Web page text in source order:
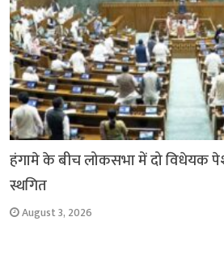
हंगामे के बीच लोकसभा में दो विधेयक
स्थगित
August 3, 2026